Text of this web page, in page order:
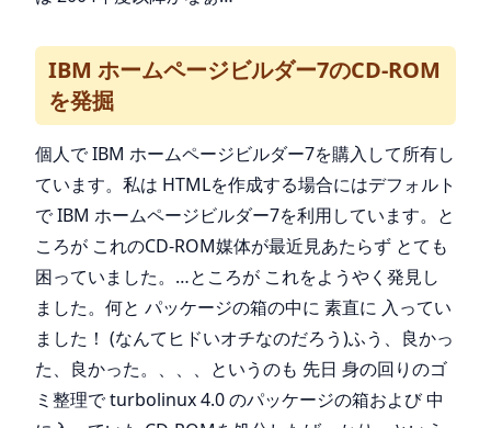
IBM ホームページビルダー7のCD-ROM
を発掘
個人で IBM ホームページビルダー7を購入して所有し
ています。私は HTMLを作成する場合にはデフォルト
で IBM ホームページビルダー7を利用しています。と
ころが これのCD-ROM媒体が最近見あたらず とても
困っていました。…ところが これをようやく発見し
ました。何と パッケージの箱の中に 素直に 入ってい
ました！ (なんてヒドいオチなのだろう)ふう、良かっ
た、良かった。、、、というのも 先日 身の回りのゴ
ミ整理で turbolinux 4.0 のパッケージの箱および 中